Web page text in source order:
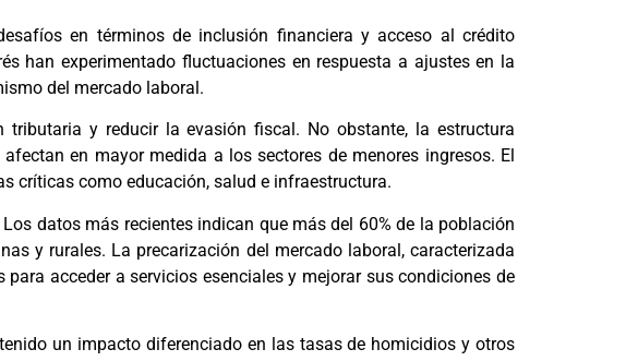
en términos de inclusión financiera y acceso al crédito
han experimentado fluctuaciones en respuesta a ajustes en la
del mercado laboral.
y reducir la evasión fiscal. No obstante, la estructura
en mayor medida a los sectores de menores ingresos. El
críticas como educación, salud e infraestructura.
datos más recientes indican que más del 60% de la población
y rurales. La precarización del mercado laboral, caracterizada
acceder a servicios esenciales y mejorar sus condiciones de
un impacto diferenciado en las tasas de homicidios y otros